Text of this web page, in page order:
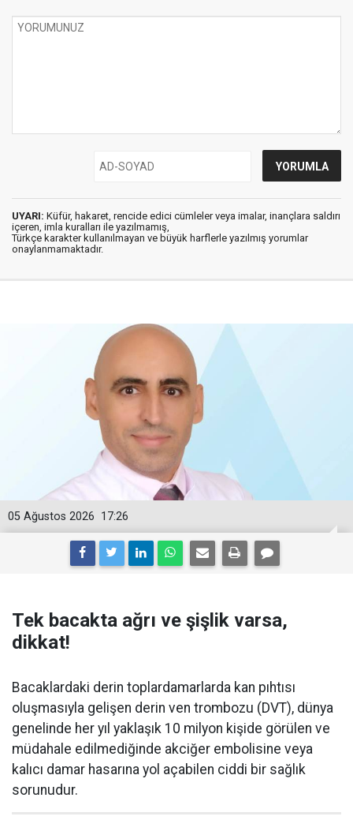
UYARI: Küfür, hakaret, rencide edici cümleler veya imalar, inançlara saldırı
içeren, imla kuralları ile yazılmamış,
Türkçe karakter kullanılmayan ve büyük harflerle yazılmış yorumlar
onaylanmamaktadır.
17:26
05 Ağustos 2026
Tek bacakta ağrı ve şişlik varsa,
dikkat!
Bacaklardaki derin toplardamarlarda kan pıhtısı
oluşmasıyla gelişen derin ven trombozu (DVT), dünya
genelinde her yıl yaklaşık 10 milyon kişide görülen ve
müdahale edilmediğinde akciğer embolisine veya
kalıcı damar hasarına yol açabilen ciddi bir sağlık
sorunudur.